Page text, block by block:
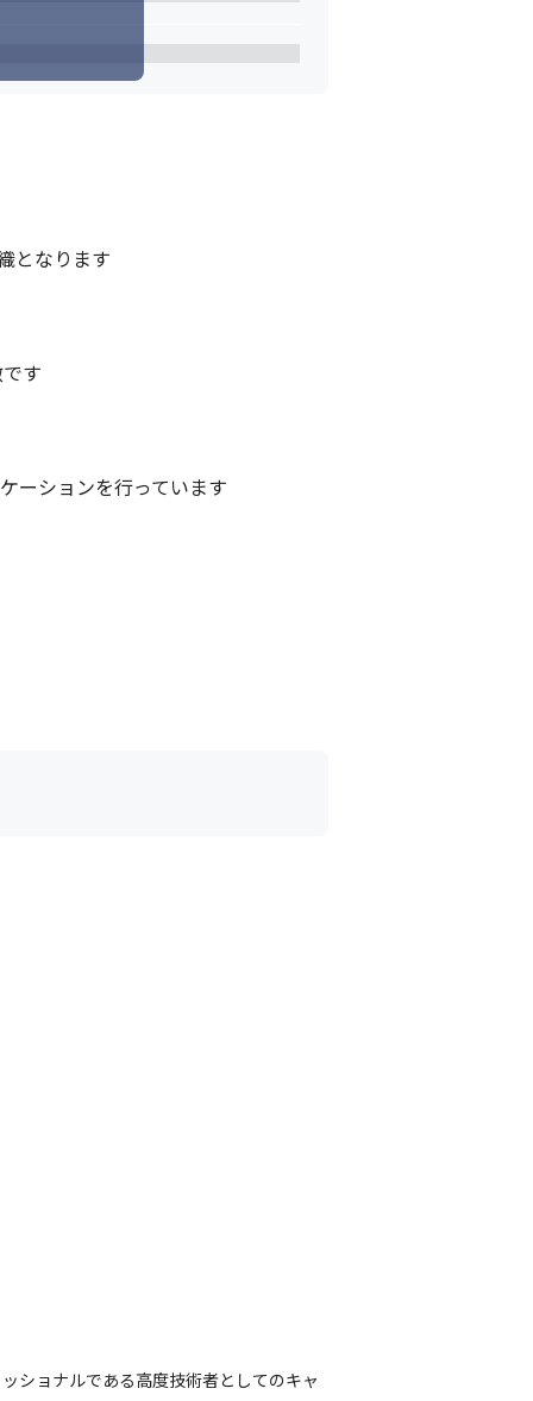
となります
す
ーションを行っています
ショナルである高度技術者としてのキャ